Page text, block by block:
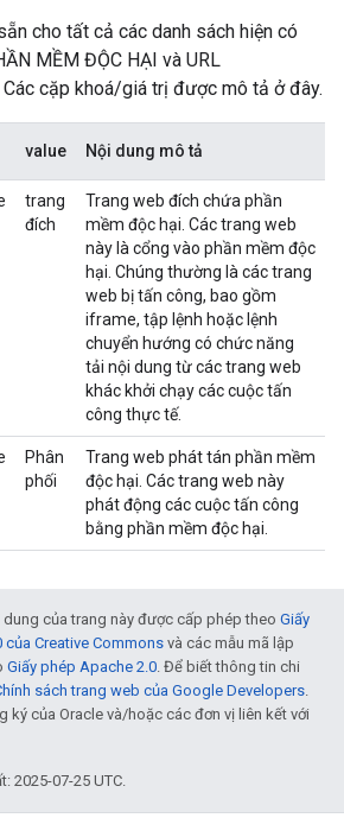
cho tất cả các danh sách hiện có
MỀM ĐỘC HẠI và URL
Các cặp khoá/giá trị được mô tả ở đây.
value Nội dung mô tả
trang
đích
Trang web đích chứa phần
mềm độc hại. Các trang web
này là cổng vào phần mềm độc
hại. Chúng thường là các trang
web bị tấn công, bao gồm
iframe, tập lệnh hoặc lệnh
chuyển hướng có chức năng
tải nội dung từ các trang web
khác khởi chạy các cuộc tấn
công thực tế.
Phân
phối
Trang web phát tán phần mềm
độc hại. Các trang web này
phát động các cuộc tấn công
bằng phần mềm độc hại.
của trang này được cấp phép theo Giấy
Creative Commons và các mẫu mã lập
Giấy phép Apache 2.0. Để biết thông tin chi
sách trang web của Google Developers.
ký của Oracle và/hoặc các đơn vị liên kết với
2025-07-25 UTC.